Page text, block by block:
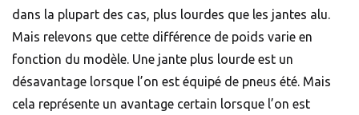
dans la plupart des cas, plus lourdes que les jantes alu.
Mais relevons que cette différence de poids varie en
fonction du modèle. Une jante plus lourde est un
désavantage lorsque l’on est équipé de pneus été. Mais
cela représente un avantage certain lorsque l’on est